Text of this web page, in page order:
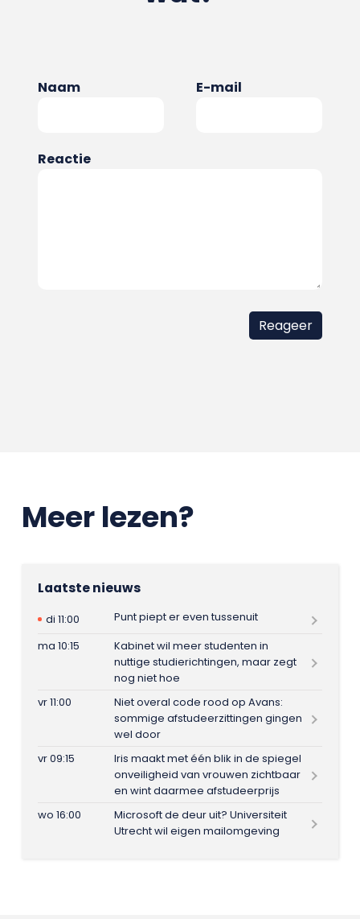
Naam E-mail
Reactie
Meer lezen?
Laatste nieuws
di 11:00
Punt piept er even tussenuit
ma 10:15
Kabinet wil meer studenten in
nuttige studierichtingen, maar zegt
nog niet hoe
vr 11:00
Niet overal code rood op Avans:
sommige afstudeerzittingen gingen
wel door
vr 09:15
Iris maakt met één blik in de spiegel
onveiligheid van vrouwen zichtbaar
en wint daarmee afstudeerprijs
wo 16:00
Microsoft de deur uit? Universiteit
Utrecht wil eigen mailomgeving